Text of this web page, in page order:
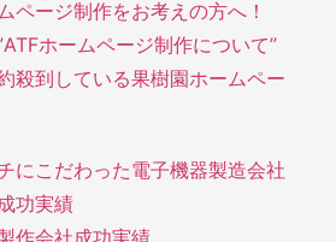
ページ制作をお考えの方へ！
ホームページ制作について”
殺到している果樹園ホームペー
にこだわった電子機器製造会社
功実績